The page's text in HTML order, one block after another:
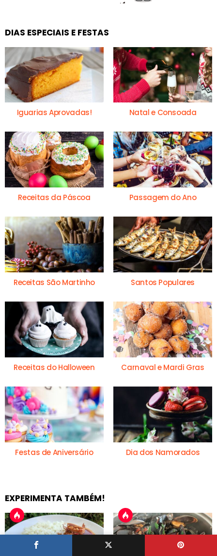
DIAS ESPECIAIS E FESTAS
Iguarias Aprovadas! Natal e Consoada
Receitas da Páscoa Passagem do Ano
Receitas São Martinho Santos Populares
Receitas do Halloween Carnaval e Mardi Gras
Festas de Aniversário Dia dos Namorados
EXPERIMENTA TAMBÉM!